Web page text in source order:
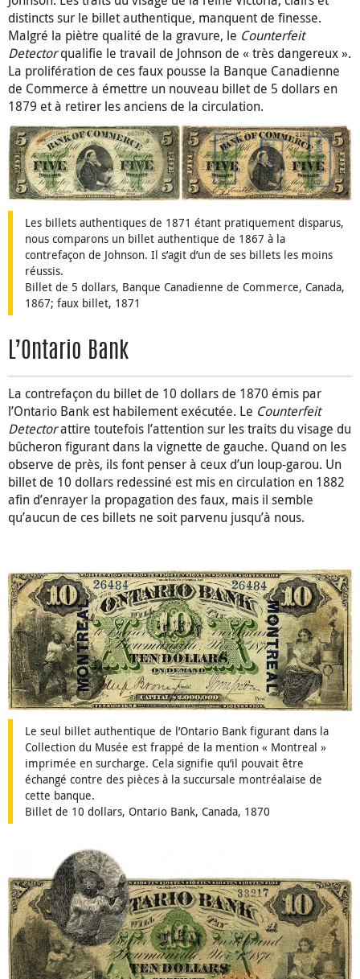
distincts sur le billet authentique, manquent de finesse.
Malgré la piètre qualité de la gravure, le Counterfeit
Detectorqualifie le travail de Johnson de « très dangereux ».
La prolifération de ces faux pousse la Banque Canadienne
de Commerce à émettre un nouveau billet de 5 dollars en
1879 et à retirer les anciens de la circulation.
Les billets authentiques de 1871 étant pratiquement disparus,
nous comparons un billet authentique de 1867 à la
contrefaçon de Johnson. Il s’agit d’un de ses billets les moins
réussis.
Billet de 5 dollars, Banque Canadienne de Commerce, Canada,
1867; faux billet, 1871
L’Ontario Bank
La contrefaçon du billet de 10 dollars de 1870 émis par
l’Ontario Bank est habilement exécutée. Le Counterfeit
Detectorattire toutefois l’attention sur les traits du visage du
bûcheron figurant dans la vignette de gauche. Quand on les
observe de près, ils font penser à ceux d’un loup-garou. Un
billet de 10 dollars redessiné est mis en circulation en 1882
afin d’enrayer la propagation des faux, mais il semble
qu’aucun de ces billets ne soit parvenu jusqu’à nous.
Le seul billet authentique de l’Ontario Bank figurant dans la
Collection du Musée est frappé de la mention « Montreal »
imprimée en surcharge. Cela signifie qu’il pouvait être
échangé contre des pièces à la succursale montréalaise de
cette banque.
Billet de 10 dollars, Ontario Bank, Canada, 1870